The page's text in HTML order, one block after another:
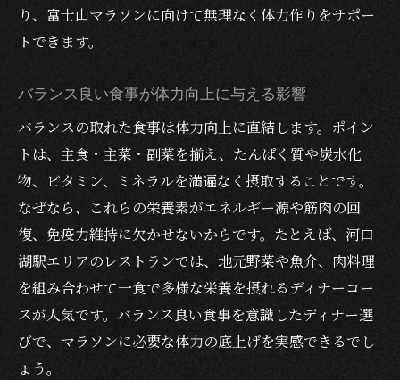
り、富士山マラソンに向けて無理なく体力作りをサポー
トできます。
バランス良い食事が体力向上に与える影響
バランスの取れた食事は体力向上に直結します。ポイン
トは、主食・主菜・副菜を揃え、たんぱく質や炭水化
物、ビタミン、ミネラルを満遍なく摂取することです。
なぜなら、これらの栄養素がエネルギー源や筋肉の回
復、免疫力維持に欠かせないからです。たとえば、河口
湖駅エリアのレストランでは、地元野菜や魚介、肉料理
を組み合わせて一食で多様な栄養を摂れるディナーコー
スが人気です。バランス良い食事を意識したディナー選
びで、マラソンに必要な体力の底上げを実感できるでし
ょう。